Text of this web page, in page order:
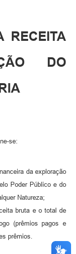
RECEITA
DO
se:
da exploração
Poder Público e do
Natureza;
bruta e o total de
(prêmios pagos e
prêmios.